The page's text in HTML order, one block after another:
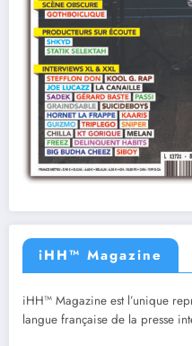
iHH™ Magazine
iHH™ Magazine est l’unique
langue française de la presse